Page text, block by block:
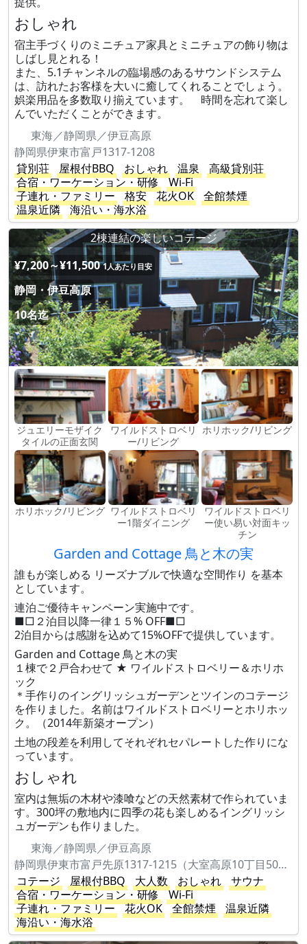
おしゃれ
宿主手づくりのミニチュア家具とミニチュアの飾り物は
しばし見とれる！
また、5.1チャンネルの臨場感のあるサウンドシステム
は、訪れたお客様を大いに癒してくれることでしょう。
娯楽用品を多数取り揃えています。 時間を忘れて楽し
んでいただくことができます。
東海／静岡県／伊豆高原
静岡県伊東市富戸1317-1208
貸別荘
屋根付BBQ おしゃれ 温泉
高級貸別荘
合宿・ワーケーション・研修
Wi-Fi
子連れ・ファミリー
格安 花火OK
全館禁煙
温泉近隣
海沿い・海水浴
2棟連結の楽しいコテージ
¥7,200～¥11,500 1人あたり目安
静岡・伊豆高原
10名迄
ジュエリーモザイク
タイルの正面玄関
ワイルドストロベリ
ー/リビング
ホリホック/リビング
ホリホック/リビング ワイルドストロベリ
ー1階ダイニング
ワイルドストロベリ
ー使い易い対面キッ
チン
Garden and Cottage 鳥と木の実
誰もが楽しめる リーズナブルで快適な空間作り を基本
としています。
連泊ご優待キャンペーン実施中です。
■□２泊目以降一律１５% OFF■□
2泊目からは感謝を込めて15%OFFで提供しています。
Garden and Cottage 鳥と木の実
１棟で２戸合わせて ★ ワイルドストロベリー＆ホリホ
ック
＊手作りのイングリッシュガーデンとツインのコテージ
を作りました。名前はワイルドストロベリーとホリホッ
ク。（2014年新築オープン）
土地の段差を利用してそれぞれセパレートした作りにな
っています。
おしゃれ
室内は無垢の木材や漆喰などの天然素材で作られていま
す。300坪の敷地内に四季の花も楽しめるイングリッシ
ュガーデンも作りました。
東海／静岡県／伊豆高原
静岡県伊東市富戸先原1317-1215（大室高原10丁目506）
コテージ
屋根付BBQ 大人数 おしゃれ
サウナ
合宿・ワーケーション・研修
Wi-Fi
子連れ・ファミリー
花火OK 全館禁煙
温泉近隣
海沿い・海水浴